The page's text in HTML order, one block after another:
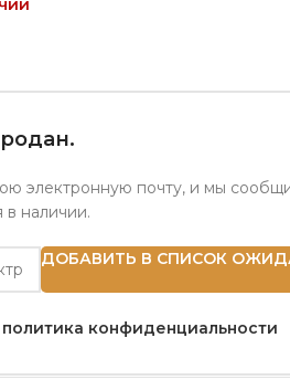
электронную почту, и мы
в наличии.
ДОБАВИТЬ В СПИСОК
политика конфиденциальности